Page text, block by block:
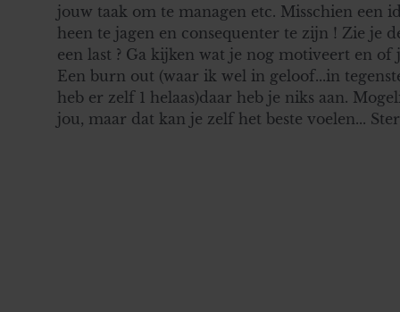
jouw taak om te managen etc. Misschien een
heen te jagen en consequenter te zijn ! Zie je
een last ? Ga kijken wat je nog motiveert en
Een burn out (waar ik wel in geloof...in
heb er zelf 1 helaas)daar heb je niks aan.
jou, maar dat kan je zelf het beste voelen...